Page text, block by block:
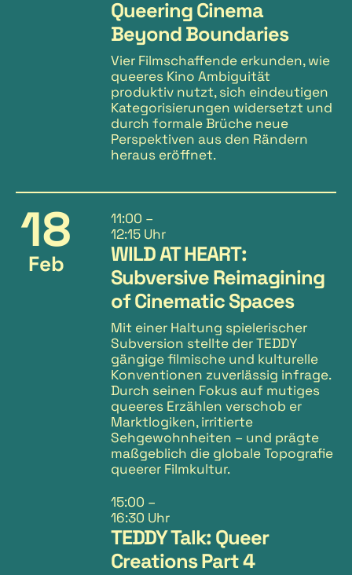
Queering Cinema
Beyond Boundaries
Vier Filmschaffende erkunden, wie
queeres Kino Ambiguität
produktiv nutzt, sich eindeutigen
Kategorisierungen widersetzt und
durch formale Brüche neue
Perspektiven aus den Rändern
heraus eröffnet.
18
Feb
11:00 –
12:15 Uhr
WILD AT HEART:
Subversive Reimagining
of Cinematic Spaces
Mit einer Haltung spielerischer
Subversion stellte der TEDDY
gängige filmische und kulturelle
Konventionen zuverlässig infrage.
Durch seinen Fokus auf mutiges
queeres Erzählen verschob er
Marktlogiken, irritierte
Sehgewohnheiten – und prägte
maßgeblich die globale Topografie
queerer Filmkultur.
15:00 –
16:30 Uhr
TEDDY Talk: Queer
Creations Part 4